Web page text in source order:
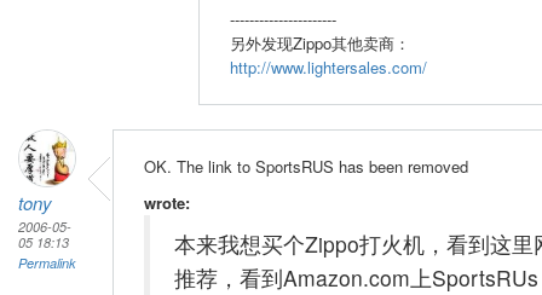
----------------------
另外发现Zippo其他卖商：
http://www.lightersales.com/
tony
2006-05-
05 18:13
Permalink
OK. The link to SportsRUS has been removed
wrote:
本来我想买个Zippo打火机，看到这里
推荐，看到Amazon.com上